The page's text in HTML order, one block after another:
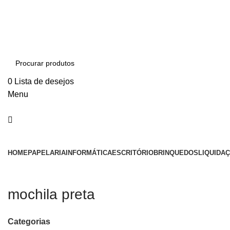
0 Lista de desejos
Menu
HOMEPAPELARIA INFORMÁTICAESCRITÓRIOBRINQUEDOS
mochila preta
Categorias